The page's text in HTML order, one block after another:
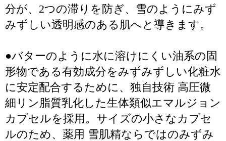
分が、2つの滞りを防ぎ、雪のようにみず
みずしい透明感のある肌へと導きます。
●バターのように水に溶けにくい油系の固
形物である有効成分をみずみずしい化粧水
に安定配合するために、独自技術 高圧微
細リン脂質乳化した生体類似エマルジョン
カプセルを採用。サイズの小さなカプセ
ルのため、薬用 雪肌精ならではのみずみ